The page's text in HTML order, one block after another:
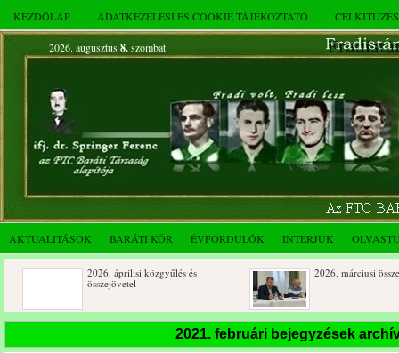
KEZDŐLAP ADATKEZELÉSI ÉS COOKIE TÁJÉKOZTATÓ
2026. augusztus 8.szombat
AKTUALITÁSOK BARÁTI KÖR ÉVFORDULÓK INTERJÚK
2026. áprilisi közgyűlés és
2026. márciusi összejövetel
Rendkívüli közgyűlés és a 2025.
Dálnoki József 90 éves
2021. februári bejegyzések